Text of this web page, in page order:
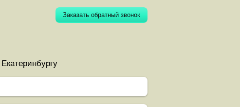
Заказать обратный звонок